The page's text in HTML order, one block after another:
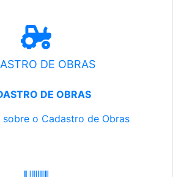
DE OBRAS
DE OBRAS
sobre o Cadastro de Obras